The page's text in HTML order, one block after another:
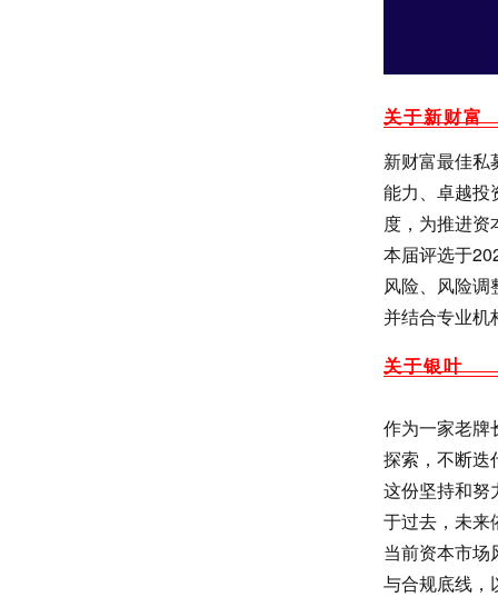
关于新财富
新财富最佳私
能力、卓越投
度，为推进资
本届评选于
风险、风险
并结合专业机
关于银叶
作为一家老牌
探索，不断迭
这份坚持和努
于过去，未来
当前资本市场
与合规底线，